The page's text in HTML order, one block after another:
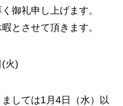
御礼申し上げます。
とさせて頂きます。
火)
しては1月4日（水）以